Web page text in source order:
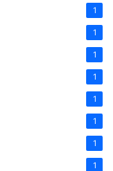
1
1
1
1
1
1
1
1